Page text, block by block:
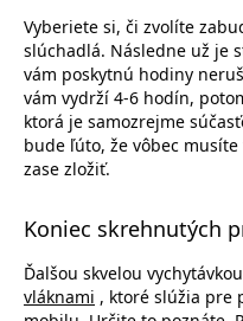
Vyberiete si, či zvolíte
slúchadlá. Následne už je
vám poskytnú hodiny
vám vydrží 4-6 hodín,
ktorá je samozrejme
bude ľúto, že vôbec
zase zložiť.
Koniec skrehnutých
Ďalšou skvelou
vláknami , ktoré slúžia pre